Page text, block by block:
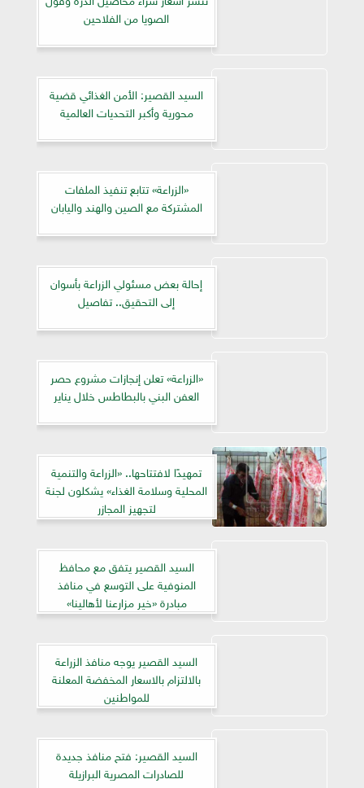
الصويا من الفلاحين
السيد القصير: الأمن الغذائي قضية
محورية وأكبر التحديات العالمية
«الزراعة» تتابع تنفيذ الملفات
المشتركة مع الصين والهند واليابان
إحالة بعض مسئولي الزراعة بأسوان
إلى التحقيق.. تفاصيل
«الزراعة» تعلن إنجازات مشروع حصر
العفن البني بالبطاطس خلال يناير
تمهيدًا لافتتاحها.. «الزراعة والتنمية
المحلية وسلامة الغذاء» يشكلون لجنة
لتجهيز المجازر
السيد القصير يتفق مع محافظ
المنوفية على التوسع في منافذ
مبادرة «خير مزارعنا لأهالينا»
السيد القصير يوجه منافذ الزراعة
بالالتزام بالاسعار المخفضة المعلنة
للمواطنين
السيد القصير: فتح منافذ جديدة
للصادرات المصرية البرازيلة